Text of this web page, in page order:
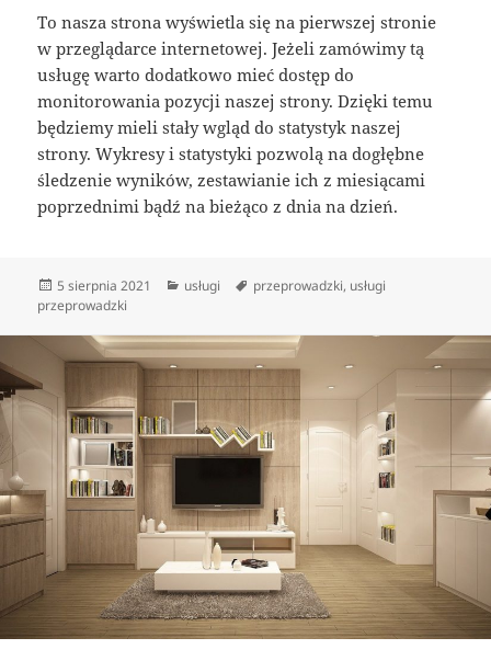
To nasza strona wyświetla się na pierwszej stronie
w przeglądarce internetowej. Jeżeli zamówimy tą
usługę warto dodatkowo mieć dostęp do
monitorowania pozycji naszej strony. Dzięki temu
będziemy mieli stały wgląd do statystyk naszej
strony. Wykresy i statystyki pozwolą na dogłębne
śledzenie wyników, zestawianie ich z miesiącami
poprzednimi bądź na bieżąco z dnia na dzień.
Data
publikacji
5 sierpnia 2021 Kategorie
usługi Tagi
przeprowadzki, usługi
przeprowadzki